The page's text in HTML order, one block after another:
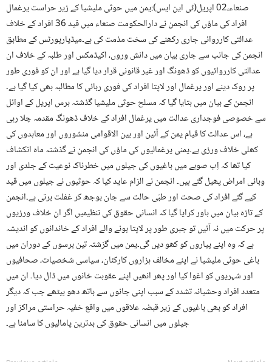
صنعاء،02 اپریل(ٹی این ایس):یمن میں حوثی ملیشیا کے زیر حراست یرغمال
افراد کی ماؤں کی انجمن نے دارالحکومت صنعاء میں قید 36 افراد کے خلاف
عدالتی کارروائی جاری رکھنے کی سخت مذمت کی ہے۔میڈیارپورٹس کے مطابق
انجمن کی جانب سے جاری بیان میں دانش وروں، اکیڈمکس اور طلبہ کے خلاف ان
عدالتی کارروائیوں کو ڈھونگ اور غیر قانونی قرار دیا گیا ہے اور ان کو فوری طور
پر روک دینے اور یرغمال اور لاپتا افراد کی فوری رہائی کا مطالبہ بھی کیا گیا ہے۔
انجمن کے بیان میں بتایا گیا کہ مسلح حوثی ملیشیا گذشتہ برس اپریل کے اوائل
سے خصوصی فوجداری عدالت میں یرغمال افراد کے خلاف ڈھونگ مقدمہ چلا رہی
ہے، اس عدالت کا قیام یمن کے آئین اور بین الاقوامی منشوروں اور معاہدوں کی
کھلی خلاف ورزی ہے۔یمنی یرغمالیوں کی ماؤں کی انجمن نے گذشتہ ماہ انکشاف
کیا تھا کہ اِب صوبے میں باغیوں کی جیلوں میں خطرناک نوعیت کے جلدی اور
وبائی امراض پھیل گئے ہیں۔ انجمن نے الزام عاید کیا کہ حوثیوں نے جیلوں میں قید
کیے گئے افراد کی صحت اور طبّی حالت سے جان بوجھ کر غفلت برتی ہے۔انجمن
کے تازہ بیان میں باور کرایا گیا کہ انسانی حقوق کی تنظیمیں اگر ان خلاف ورزیوں
پر حرکت میں نہ آئیں تو جبری طور پر لاپتا ہونے والے افراد کے خاندانوں کو اندیشہ
ہے کہ وہ اپنے پیاروں کو کھو دیں گی۔یمن میں گزشتہ تین برسوں کے دوران میں
باغی حوثی ملیشیا نے اپنے مخالف ہزاروں کارکنان، سیاسی شخصیات، صحافیوں
اور شہریوں کو اغوا کیا اور پھر انھیں اپنے عقوبت خانوں میں ڈال دیا۔ ان میں
متعدد افراد وحشیانہ تشدد کے سبب اپنی جانوں سے ہاتھ دھو بیٹھے جب کہ دیگر
افراد کو بھی باغیوں کے زیر قبضہ علاقوں میں واقع خفیہ حراستی مراکز اور
جیلوں میں انسانی حقوق کی بدترین پامالیوں کا سامنا ہے۔